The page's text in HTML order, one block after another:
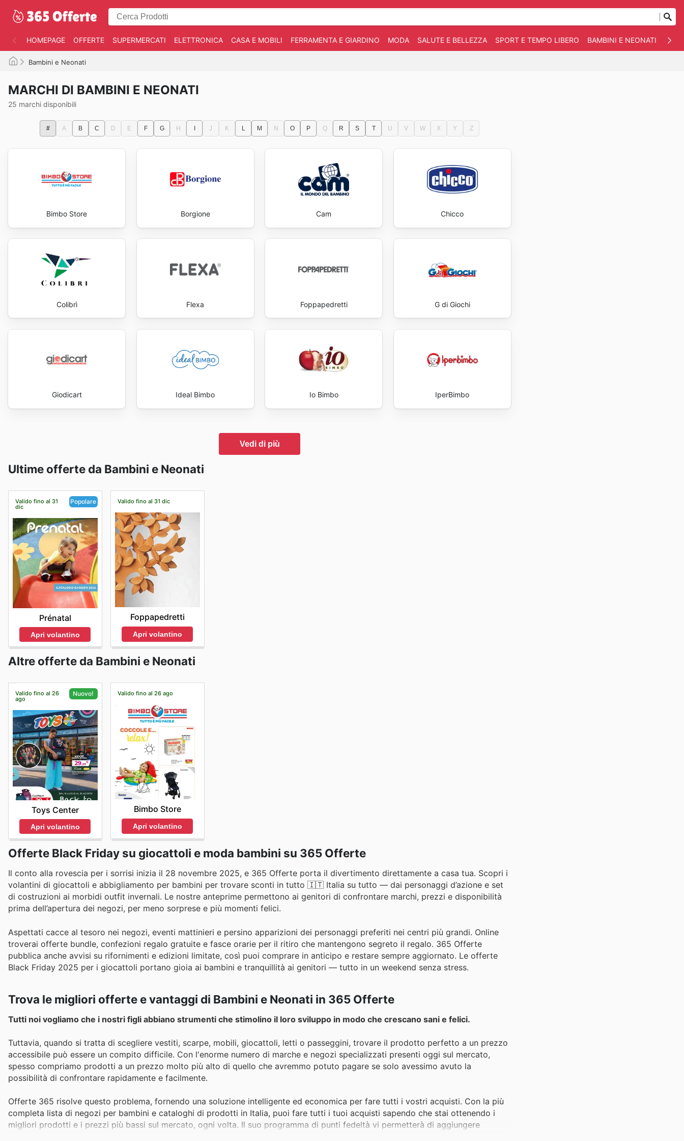
HOMEPAGE OFFERTE SUPERMERCATI ELETTRONICA CASA E MOBILI FERRAMENTA E GIARDINO MODA SALUTE E BELLEZZA SPORT E TEMPO LIBERO BAMBINI E NEONATI
Bambini e Neonati
MARCHI DI BAMBINI E NEONATI
25 marchi disponibili
# A B C D E F G H J K L M N O P Q R S T U V W X Y Z
Bimbo Store Borgione Cam Chicco
Colibrì Flexa Foppapedretti G di Giochi
Giodicart Ideal Bimbo Io Bimbo IperBimbo
Vedi di più
Ultime offerte da Bambini e Neonati
Valido fino al 31
dic
Popolare
Prénatal
Apri volantino
Valido fino al 31 dic
Foppapedretti
Apri volantino
Altre offerte da Bambini e Neonati
Valido fino al 26
ago
Nuovo!
Toys Center
Apri volantino
Valido fino al 26 ago
Bimbo Store
Apri volantino
Offerte Black Friday su giocattoli e moda bambini su 365 Offerte
Il conto alla rovescia per i sorrisi inizia il 28 novembre 2025, e 365 Offerte porta il divertimento direttamente a casa tua. Scopri i
volantini di giocattoli e abbigliamento per bambini per trovare sconti in tutto 🇮🇹 Italia su tutto — dai personaggi d’azione e set
di costruzioni ai morbidi outfit invernali. Le nostre anteprime permettono ai genitori di confrontare marchi, prezzi e disponibilità
prima dell’apertura dei negozi, per meno sorprese e più momenti felici.
Aspettati cacce al tesoro nei negozi, eventi mattinieri e persino apparizioni dei personaggi preferiti nei centri più grandi. Online
troverai offerte bundle, confezioni regalo gratuite e fasce orarie per il ritiro che mantengono segreto il regalo. 365 Offerte
pubblica anche avvisi su rifornimenti e edizioni limitate, così puoi comprare in anticipo e restare sempre aggiornato. Le offerte
Black Friday 2025 per i giocattoli portano gioia ai bambini e tranquillità ai genitori — tutto in un weekend senza stress.
Trova le migliori offerte e vantaggi di Bambini e Neonati in 365 Offerte
Tutti noi vogliamo che i nostri figli abbiano strumenti che stimolino il loro sviluppo in modo che crescano sani e felici.
Tuttavia, quando si tratta di scegliere vestiti, scarpe, mobili, giocattoli, letti o passeggini, trovare il prodotto perfetto a un prezzo
accessibile può essere un compito difficile. Con l'enorme numero di marche e negozi specializzati presenti oggi sul mercato,
spesso compriamo prodotti a un prezzo molto più alto di quello che avremmo potuto pagare se solo avessimo avuto la
possibilità di confrontare rapidamente e facilmente.
Offerte 365 risolve questo problema, fornendo una soluzione intelligente ed economica per fare tutti i vostri acquisti. Con la più
completa lista di negozi per bambini e cataloghi di prodotti in Italia, puoi fare tutti i tuoi acquisti sapendo che stai ottenendo i
migliori prodotti e i prezzi più bassi sul mercato, ogni volta. Il suo programma di punti fedeltà vi permetterà di aggiungere